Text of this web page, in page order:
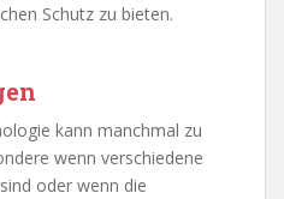
Schutz zu bieten.
kann manchmal zu
wenn verschiedene
oder wenn die